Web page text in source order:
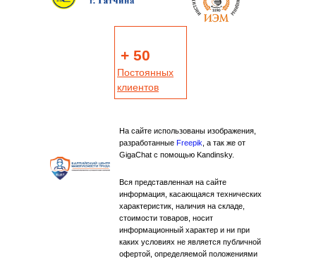
Вся представленная на сайте
информация, касающаяся технических
характеристик, наличия на складе,
стоимости товаров, носит
информационный характер и ни при
каких условиях не является публичной
офертой, определяемой положениями
+ 50
Постоянных
клиентов
На сайте использованы изображения,
разработанные Freepik , а так же от
GigaChat с помощью Kandinsky.